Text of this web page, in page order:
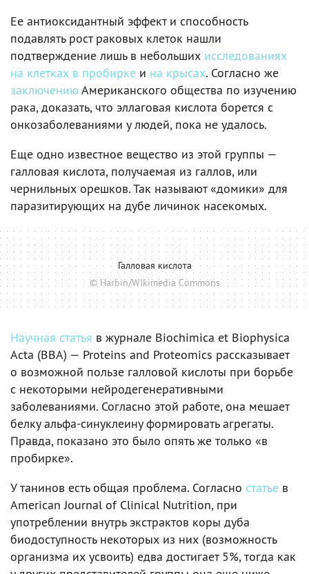
Ее антиоксидантный эффект и способность
подавлять рост раковых клеток нашли
подтверждение лишь в небольших исследованиях
на клетках в пробирке и на крысах. Согласно же
заключению Американского общества по изучению
рака, доказать, что эллаговая кислота борется с
онкозаболеваниями у людей, пока не удалось.
Еще одно известное вещество из этой группы —
галловая кислота, получаемая из галлов, или
чернильных орешков. Так называют «домики» для
паразитирующих на дубе личинок насекомых.
Галловая кислота
© Harbin/WIkimedia Commons
Научная статья в журнале Biochimica et Biophysica
Acta (BBA) — Proteins and Proteomics рассказывает
о возможной пользе галловой кислоты при борьбе
с некоторыми нейродегенеративными
заболеваниями. Согласно этой работе, она мешает
белку альфа-синуклеину формировать агрегаты.
Правда, показано это было опять же только «в
пробирке».
У танинов есть общая проблема. Согласно статье в
American Journal of Clinical Nutrition, при
употреблении внутрь экстрактов коры дуба
биодоступность некоторых из них (возможность
организма их усвоить) едва достигает 5%, тогда как